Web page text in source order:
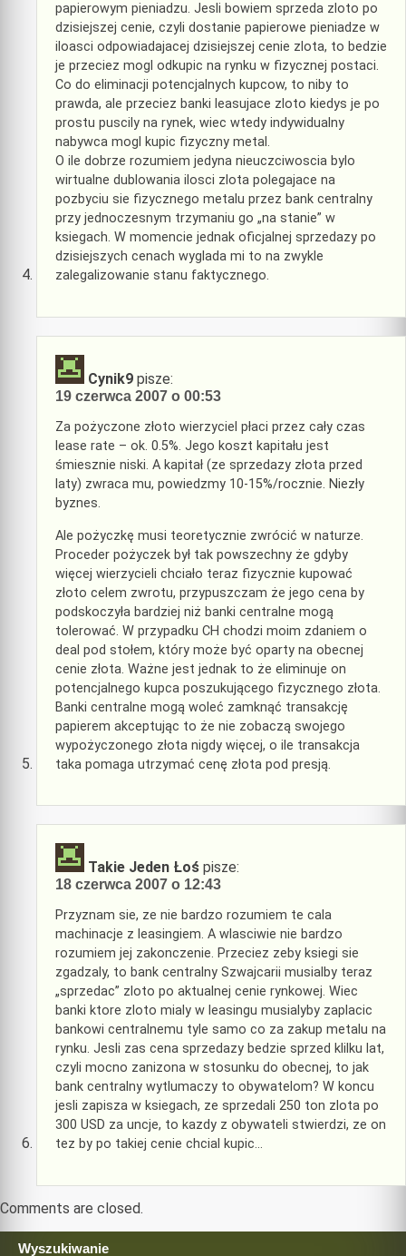
papierowym pieniadzu. Jesli bowiem sprzeda zloto po
dzisiejszej cenie, czyli dostanie papierowe pieniadze w
iloasci odpowiadajacej dzisiejszej cenie zlota, to bedzie
je przeciez mogl odkupic na rynku w fizycznej postaci.
Co do eliminacji potencjalnych kupcow, to niby to
prawda, ale przeciez banki leasujace zloto kiedys je po
prostu puscily na rynek, wiec wtedy indywidualny
nabywca mogl kupic fizyczny metal.
O ile dobrze rozumiem jedyna nieuczciwoscia bylo
wirtualne dublowania ilosci zlota polegajace na
pozbyciu sie fizycznego metalu przez bank centralny
przy jednoczesnym trzymaniu go „na stanie” w
ksiegach. W momencie jednak oficjalnej sprzedazy po
dzisiejszych cenach wyglada mi to na zwykle
zalegalizowanie stanu faktycznego.
Cynik9 pisze:
19 czerwca 2007 o 00:53
Za pożyczone złoto wierzyciel płaci przez cały czas
lease rate – ok. 0.5%. Jego koszt kapitału jest
śmiesznie niski. A kapitał (ze sprzedazy złota przed
laty) zwraca mu, powiedzmy 10-15%/rocznie. Niezły
byznes.
Ale pożyczkę musi teoretycznie zwrócić w naturze.
Proceder pożyczek był tak powszechny że gdyby
więcej wierzycieli chciało teraz fizycznie kupować
złoto celem zwrotu, przypuszczam że jego cena by
podskoczyła bardziej niż banki centralne mogą
tolerować. W przypadku CH chodzi moim zdaniem o
deal pod stołem, który może być oparty na obecnej
cenie złota. Ważne jest jednak to że eliminuje on
potencjalnego kupca poszukującego fizycznego złota.
Banki centralne mogą woleć zamknąć transakcję
papierem akceptując to że nie zobaczą swojego
wypożyczonego złota nigdy więcej, o ile transakcja
taka pomaga utrzymać cenę złota pod presją.
Takie Jeden Łoś pisze:
18 czerwca 2007 o 12:43
Przyznam sie, ze nie bardzo rozumiem te cala
machinacje z leasingiem. A wlasciwie nie bardzo
rozumiem jej zakonczenie. Przeciez zeby ksiegi sie
zgadzaly, to bank centralny Szwajcarii musialby teraz
„sprzedac” zloto po aktualnej cenie rynkowej. Wiec
banki ktore zloto mialy w leasingu musialyby zaplacic
bankowi centralnemu tyle samo co za zakup metalu na
rynku. Jesli zas cena sprzedazy bedzie sprzed klilku lat,
czyli mocno zanizona w stosunku do obecnej, to jak
bank centralny wytlumaczy to obywatelom? W koncu
jesli zapisza w ksiegach, ze sprzedali 250 ton zlota po
300 USD za uncje, to kazdy z obywateli stwierdzi, ze on
tez by po takiej cenie chcial kupic…
Comments are closed.
Wyszukiwanie